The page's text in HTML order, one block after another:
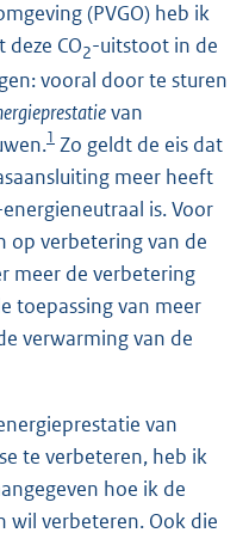
(PVGO) heb ik
CO2-uitstoot in de
vooral door te sturen
van
1 Zo geldt de eis dat
meer heeft
is. Voor
op verbetering van de
meer de verbetering
toepassing van meer
verwarming van de
van
te verbeteren, heb ik
hoe ik de
wil verbeteren. Ook die